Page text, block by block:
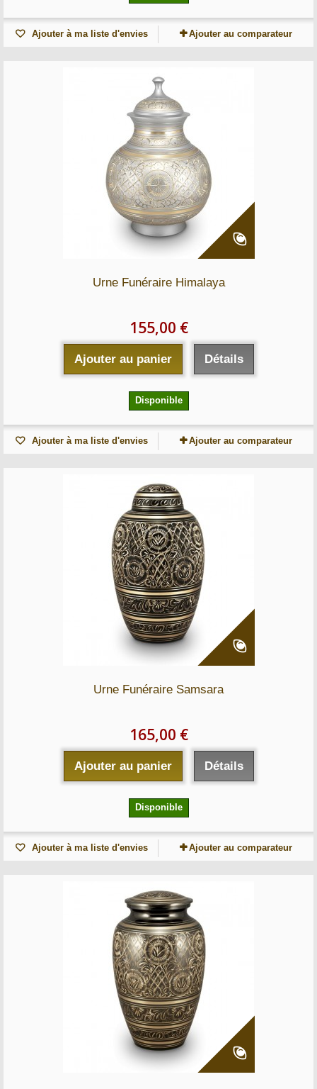
Ajouter à ma liste d'envies Ajouter au comparateur
Urne Funéraire Himalaya
155,00 €
Ajouter au panier Détails
Disponible
Ajouter à ma liste d'envies Ajouter au comparateur
Urne Funéraire Samsara
165,00 €
Ajouter au panier Détails
Disponible
Ajouter à ma liste d'envies Ajouter au comparateur